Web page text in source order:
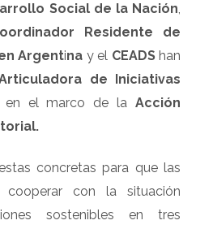
Social de la Nación,
Residente de
Argentina y el CEADShan
de Iniciativas
en el marco de la Acción
concretas para que las
cooperar con la situación
sostenibles en tres